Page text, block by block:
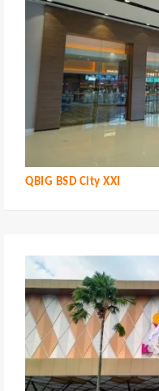
QBIG BSD City XXI